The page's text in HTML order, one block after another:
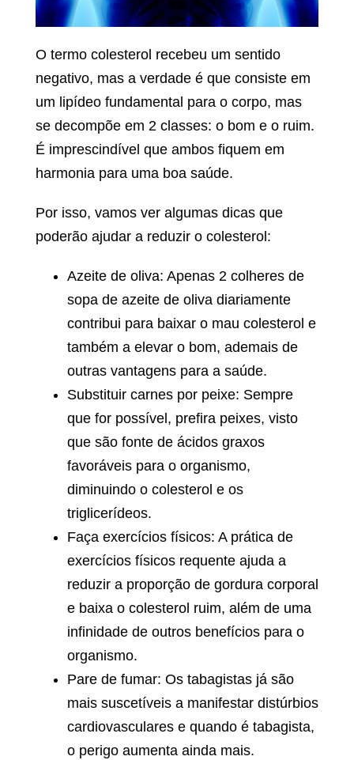
O termo colesterol recebeu um sentido
negativo, mas a verdade é que consiste em
um lipídeo fundamental para o corpo, mas
se decompõe em 2 classes: o bom e o ruim.
É imprescindível que ambos fiquem em
harmonia para uma boa saúde.
Por isso, vamos ver algumas dicas que
poderão ajudar a reduzir o colesterol:
Azeite de oliva: Apenas 2 colheres de
sopa de azeite de oliva diariamente
contribui para baixar o mau colesterol e
também a elevar o bom, ademais de
outras vantagens para a saúde.
Substituir carnes por peixe: Sempre
que for possível, prefira peixes, visto
que são fonte de ácidos graxos
favoráveis para o organismo,
diminuindo o colesterol e os
triglicerídeos.
Faça exercícios físicos: A prática de
exercícios físicos requente ajuda a
reduzir a proporção de gordura corporal
e baixa o colesterol ruim, além de uma
infinidade de outros benefícios para o
organismo.
Pare de fumar: Os tabagistas já são
mais suscetíveis a manifestar distúrbios
cardiovasculares e quando é tabagista,
o perigo aumenta ainda mais.